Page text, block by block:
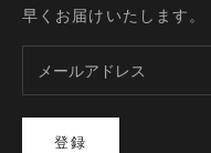
早くお届けいたします。
登録